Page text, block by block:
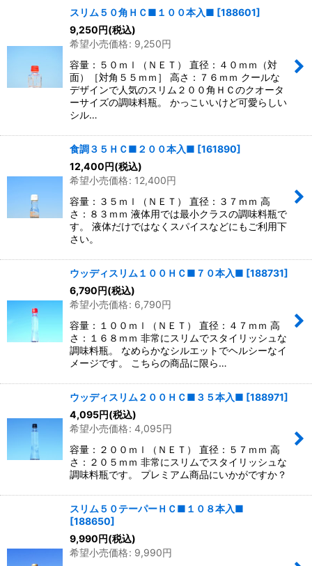
スリム５０角ＨＣ■１００本入■ [188601]
9,250円(税込)
希望小売価格: 9,250円
容量：５０ｍｌ（ＮＥＴ） 直径：４０ｍｍ（対
面）［対角５５ｍｍ］ 高さ：７６ｍｍ クールな
デザインで人気のスリム２００角ＨＣのクオータ
ーサイズの調味料瓶。 かっこいいけど可愛らしい
シル…
食調３５ＨＣ■２００本入■ [161890]
12,400円(税込)
希望小売価格: 12,400円
容量：３５ｍｌ（ＮＥＴ） 直径：３７ｍｍ 高
さ：８３ｍｍ 液体用では最小クラスの調味料瓶で
す。 液体だけではなくスパイスなどにもご利用下
さい。
ウッディスリム１００ＨＣ■７０本入■ [188731]
6,790円(税込)
希望小売価格: 6,790円
容量：１００ｍｌ（ＮＥＴ） 直径：４７ｍｍ 高
さ：１６８ｍｍ 非常にスリムでスタイリッシュな
調味料瓶。 なめらかなシルエットでヘルシーなイ
メージです。 こちらの商品に限ら…
ウッディスリム２００ＨＣ■３５本入■ [188971]
4,095円(税込)
希望小売価格: 4,095円
容量：２００ｍｌ（ＮＥＴ） 直径：５７ｍｍ 高
さ：２０５ｍｍ 非常にスリムでスタイリッシュな
調味料瓶です。 プレミアム商品にいかがですか？
スリム５０テーパーＨＣ■１０８本入■
[188650]
9,990円(税込)
希望小売価格: 9,990円